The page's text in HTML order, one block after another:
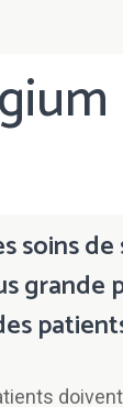
soins
grande